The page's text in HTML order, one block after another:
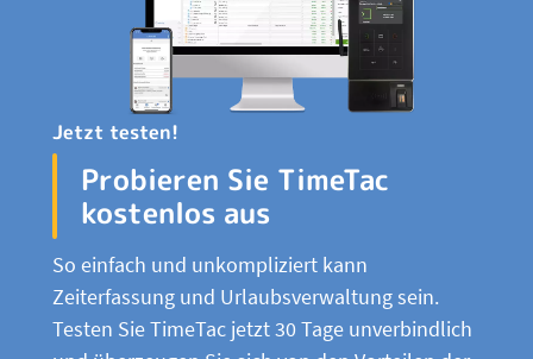
Jetzt testen!
Probieren Sie TimeTac
kostenlos aus
So einfach und unkompliziert kann
Zeiterfassung und Urlaubsverwaltung sein.
Testen Sie TimeTac jetzt 30 Tage unverbindlich